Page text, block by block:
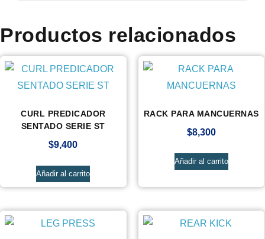
Productos relacionados
CURL PREDICADOR
SENTADO SERIE ST
$9,400
Añadir al carrito
RACK PARA MANCUERNAS
$8,300
Añadir al carrito